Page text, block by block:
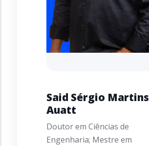
Said Sérgio Martins
Auatt
Doutor em Ciências de
Engenharia; Mestre em